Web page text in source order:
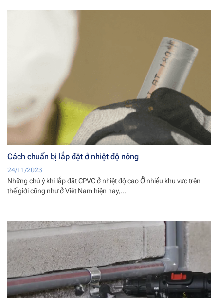
Cách chuẩn bị lắp đặt ở nhiệt độ nóng
24/11/2023
Những chú ý khi lắp đặt CPVC ở nhiệt độ cao Ở nhiều khu vực trên
thế giới cũng như ở Việt Nam hiện nay,...